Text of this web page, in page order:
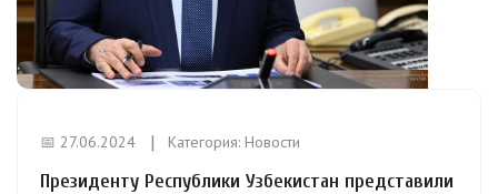
📅 27.06.2024 Категория: Новости
Президенту Республики Узбекистан представили